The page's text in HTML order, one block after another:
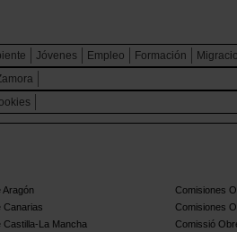
Jóvenes Empleo Formación
Aragón
Comisiones
Canarias
Comisiones
La Mancha
Comissió